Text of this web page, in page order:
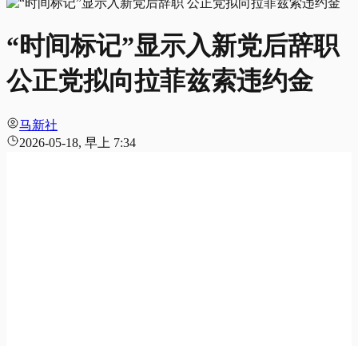
“时间标记”显示入新党后辞职
公正党拟向拉菲兹索违约金
马新社
2026-05-18, 早上 7:34